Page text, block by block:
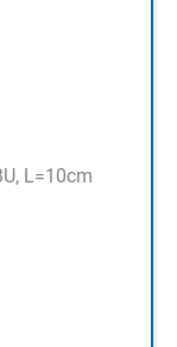
L=10cm